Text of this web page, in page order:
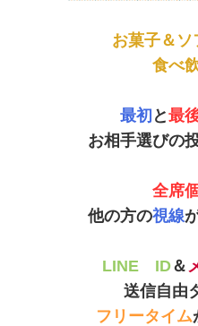
お菓子＆ソ
食べ
最初 と最
お相手選びの
全席
他の方の視線
LINE ID＆
送信自由
フリータイム